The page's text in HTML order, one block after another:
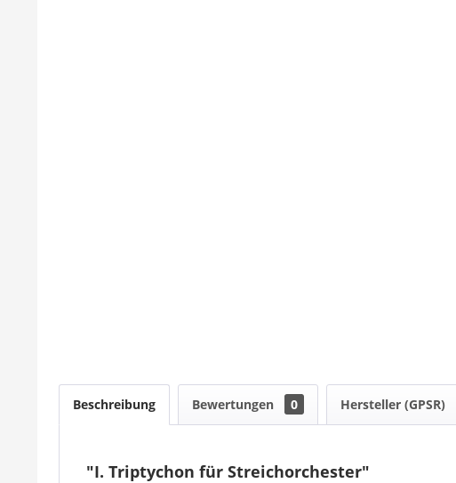
Beschreibung Bewertungen 0 Hersteller (GPSR)
"I. Triptychon für Streichorchester"